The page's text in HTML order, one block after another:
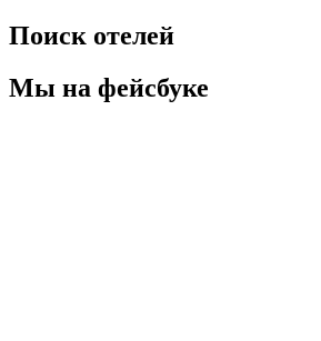
Поиск отелей
Мы на фейсбуке